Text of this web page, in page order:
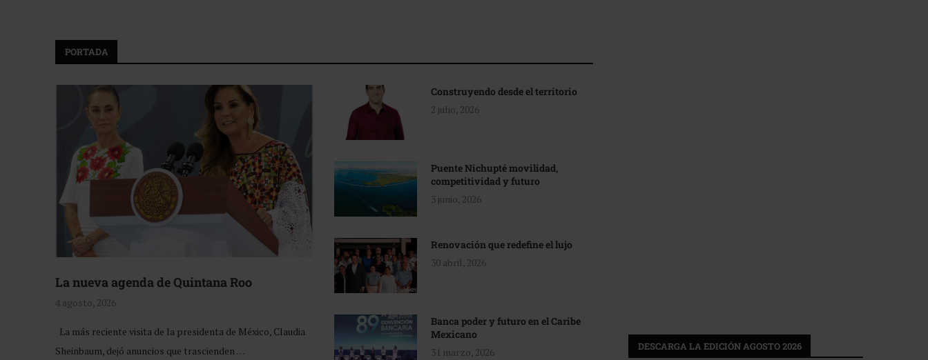
PORTADA
La nueva agenda de Quintana Roo
4 agosto, 2026
La más reciente visita de la presidenta de México, Claudia
Sheinbaum, dejó anuncios que trascienden …
Construyendo desde el territorio
2 julio, 2026
Puente Nichupté movilidad,
competitividad y futuro
3 junio, 2026
Renovación que redefine el lujo
30 abril, 2026
Banca poder y futuro en el Caribe
Mexicano
31 marzo, 2026
DESCARGA LA EDICIÓN AGOSTO 2026